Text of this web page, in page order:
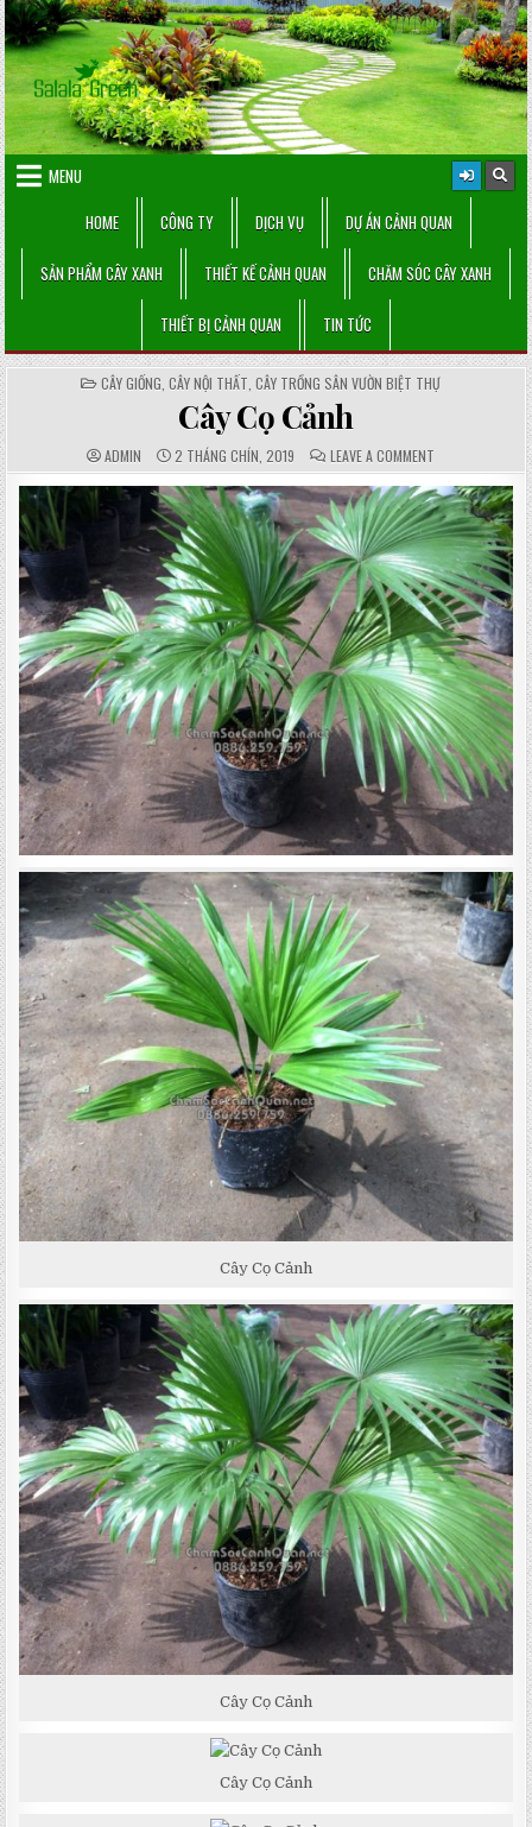
Skip
to
content
MENU
HOME
CÔNG TY DỊCH VỤ DỰ ÁN CẢNH QUAN
SẢN PHẨM CÂY XANH THIẾT KẾ CẢNH QUAN CHĂM SÓC CÂY XANH
THIẾT BỊ CẢNH QUAN TIN TỨC
POSTED
IN
CÂY GIỐNG CÂY NỘI THẤT CÂY TRỒNG SÂN VƯỜN BIỆT THỰ
Cây Cọ Cảnh
AUTHOR:
ADMIN PUBLISHED
DATE:
2 THÁNG CHÍN, 2019 COMMENTS:
LEAVE A COMMENTON
CÂY
CỌ
CẢNH
Cây Cọ Cảnh
Cây Cọ Cảnh
Cây Cọ Cảnh